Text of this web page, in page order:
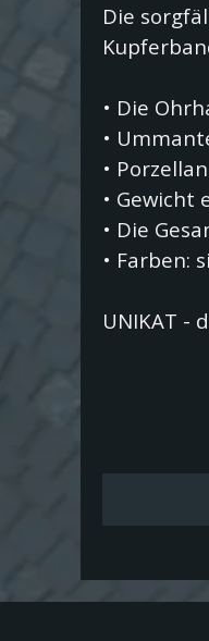
Die
• Die
•
•
• Gewicht
• Die
• Farben:
UNIKAT -